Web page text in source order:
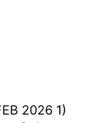
2026 1)